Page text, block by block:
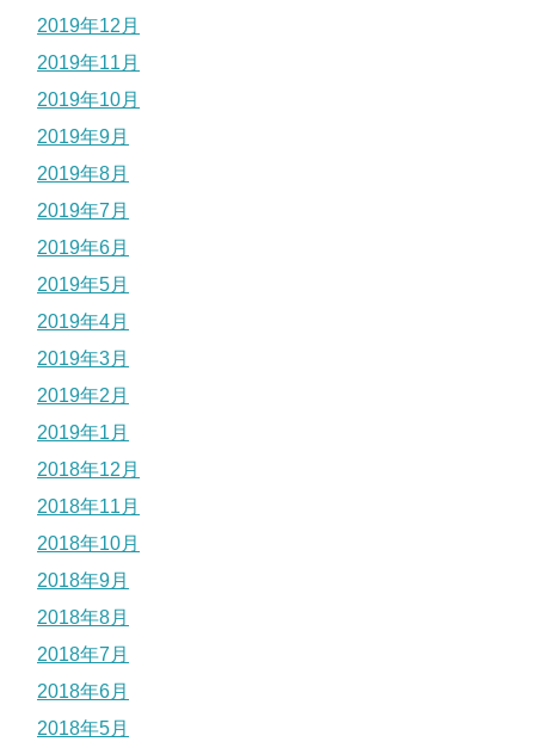
2019年12月
2019年11月
2019年10月
2019年9月
2019年8月
2019年7月
2019年6月
2019年5月
2019年4月
2019年3月
2019年2月
2019年1月
2018年12月
2018年11月
2018年10月
2018年9月
2018年8月
2018年7月
2018年6月
2018年5月